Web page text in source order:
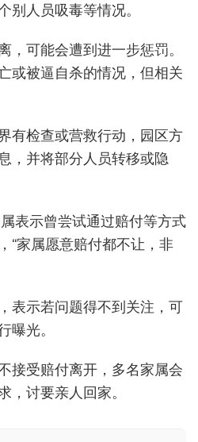
别人员吸毒等情况。
，可能会遭到进一步惩罚。
或被逼自杀的情况，但相关
有检查或营救行动，园区方
，并将部分人员转移或隐
表示曾尝试通过赔付等方式
“家属愿意赔付都不让，非
表示若问题得不到关注，可
曝光。
接受赔付离开，多名家属会
，讨要亲人回家。